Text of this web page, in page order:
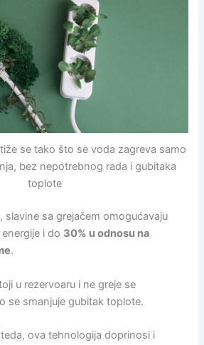
se tako što se voda zagreva samo
bez nepotrebnog rada i gubitaka
toplote
slavine sa grejačem omogućavaju
i do 30% u odnosu na
.
u rezervoaru i ne greje se
se smanjuje gubitak toplote.
ova tehnologija doprinosi i